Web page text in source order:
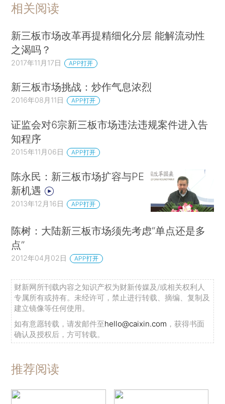
相关阅读
新三板市场改革再提精细化分层 能解流动性
之渴吗？
2017年11月17日 APP打开
新三板市场挑战：炒作气息浓烈
2016年08月11日 APP打开
证监会对6宗新三板市场违法违规案件进入告
知程序
2015年11月06日 APP打开
陈永民：新三板市场扩容与PE
新机遇
2013年12月16日 APP打开
陈树：大陆新三板市场须先考虑“单点还是多
点”
2012年04月02日 APP打开
财新网所刊载内容之知识产权为财新传媒及/或相关权利人
专属所有或持有。未经许可，禁止进行转载、摘编、复制及
建立镜像等任何使用。
如有意愿转载，请发邮件至hello@caixin.com ，获得书面
确认及授权后，方可转载。
推荐阅读